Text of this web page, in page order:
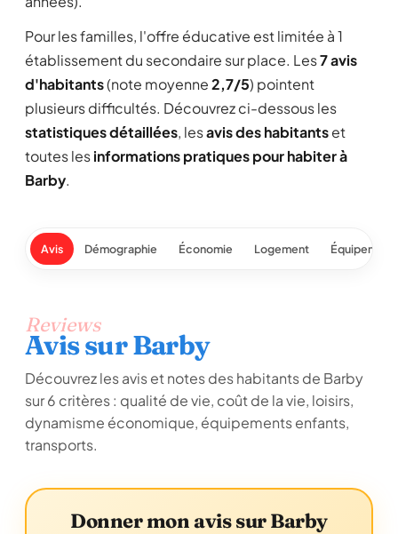
Pour les familles, l'offre éducative est limitée à 1
établissement du secondaire sur place. Les7 avis
d'habitants(note moyenne2,7/5) pointent
plusieurs difficultés. Découvrez ci-dessous les
statistiques détaillées, lesavis des habitantset
toutes lesinformations pratiques pour habiter à
Barby.
Avis Démographie Économie Logement
Reviews
Avis sur Barby
Découvrez les avis et notes des habitants de Barby
sur 6 critères : qualité de vie, coût de la vie, loisirs,
dynamisme économique, équipements enfants,
transports.
Donner mon avis sur Barby